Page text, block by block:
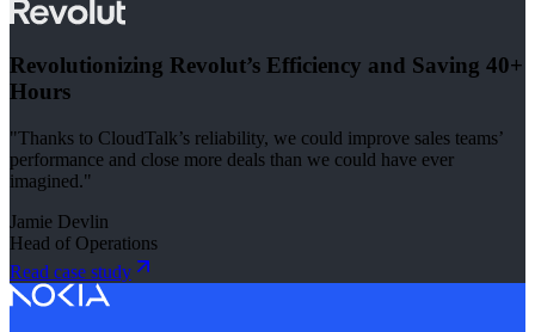
Revolutionizing Revolut’s Efficiency and Saving 40+
Hours
"Thanks to CloudTalk’s reliability, we could improve sales teams’
performance and close more deals than we could have ever
imagined."
Jamie Devlin
Head of Operations
Read case study